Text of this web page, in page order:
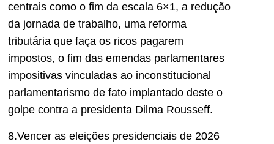
centrais como o fim da escala 6×1, a redução
da jornada de trabalho, uma reforma
tributária que faça os ricos pagarem
impostos, o fim das emendas parlamentares
impositivas vinculadas ao inconstitucional
parlamentarismo de fato implantado deste o
golpe contra a presidenta Dilma Rousseff.
8.Vencer as eleições presidenciais de 2026